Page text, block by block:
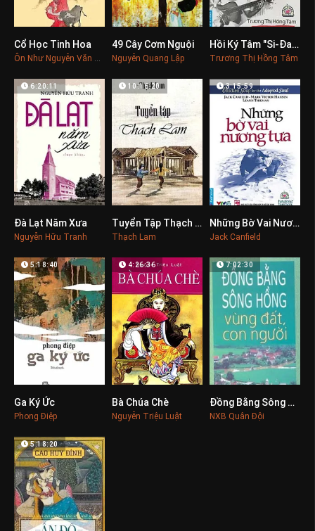
Cổ Học Tinh Hoa 0
49 Cây Cơm Nguội
Nguyễn Quang Lập
0Hồi Ký Tâm "Si-Đa", Vượt Lên Cái Chết
Trương Thị Hồng Tâm
6:20:11
Đà Lạt Năm Xưa
Nguyễn Hữu Tranh
0
10:16:20
Tuyển Tập Thạch Lam
Thạch Lam
0
3:15:59
Những Bờ Vai Nương Tựa
Jack Canfield
5:18:40
Ga Ký Ức
Phong Điệp
4:26:36
Bà Chúa Chè
Nguyễn Triệu Luật
0
7:02:30
Đồng Bằng Sông Hồng - Vùng Đất, Con Người
NXB Quân Đội
5:18:20